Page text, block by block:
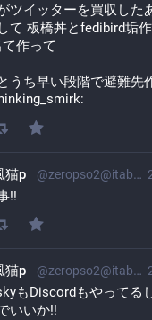
ツイッターを買収した
て 板橋丼とfedibird垢
作って
うち早い段階で避難先
猫p @zeropso2@itabashi.0j0.jp
!!
猫p @zeropso2@itabashi.0j0.jp
もDiscordもやってる
いいか!!